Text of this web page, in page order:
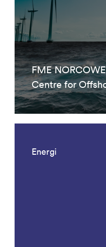
FME
Centre for
Energi